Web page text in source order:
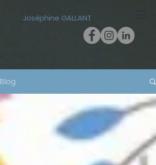
Joséphine GALLANT
Blog